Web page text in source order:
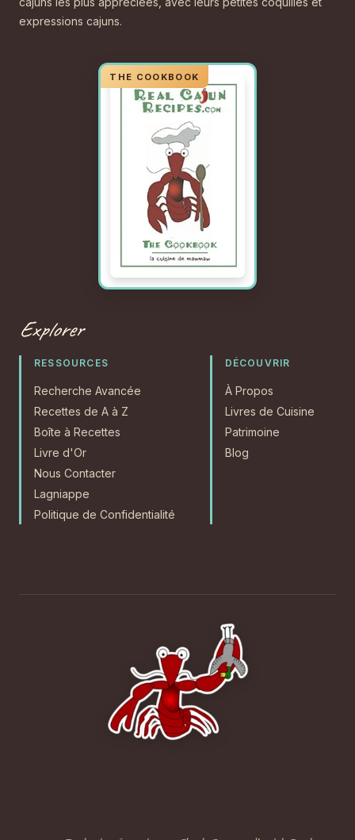
expressions cajuns.
Explorer
RESSOURCES
Recherche Avancée
Recettes de A à Z
Boîte à Recettes
Livre d'Or
Nous Contacter
Lagniappe
Politique de Confidentialité
DÉCOUVRIR
À Propos
Livres de Cuisine
Patrimoine
Blog